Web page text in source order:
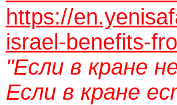
https://
israel-benefits-f
"Если в кране
Если в кране